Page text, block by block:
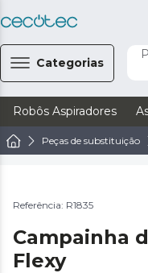
Categorias
Robôs Aspiradores
Peças de substituição
Referência: R1835
Campainha
Flexy